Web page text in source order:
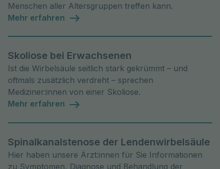
Menschen aller Altersgruppen treffen kann.
Mehr erfahren
Skoliose bei Erwachsenen
Ist die Wirbelsäule seitlich stark gekrümmt – und
oftmals zusätzlich verdreht – sprechen
Mediziner:innen von einer Skoliose.
Mehr erfahren
Spinalkanalstenose der Lendenwirbelsäule
Hier haben unsere Ärzt:innen für Sie Informationen
zu Symptomen, Diagnose und Behandlung der